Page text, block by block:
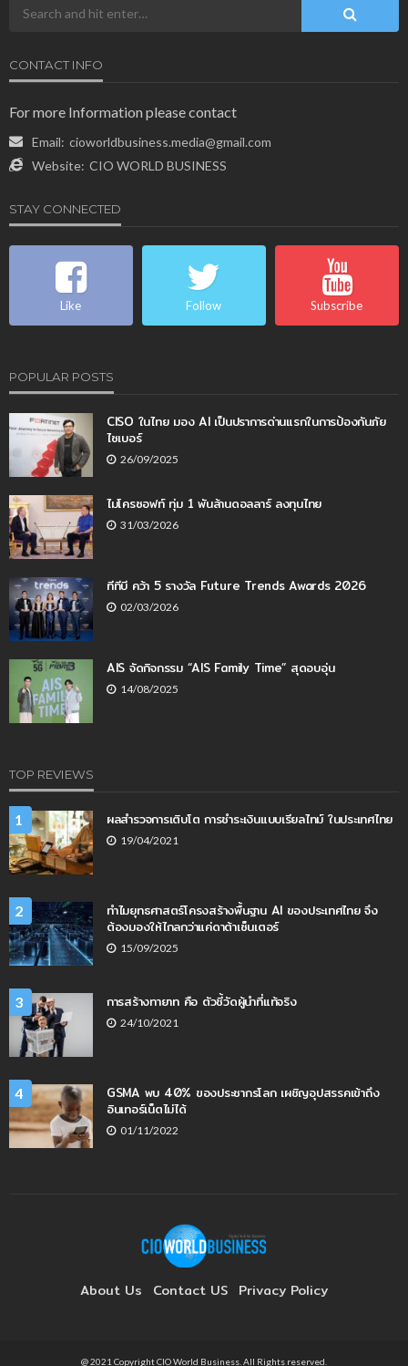
CONTACT INFO
For more Information please contact
Email: cioworldbusiness.media@gmail.com
Website: CIO WORLD BUSINESS
STAY CONNECTED
Like Follow Subscribe
POPULAR POSTS
CISO ในไทย มอง AI เป็นปราการด่านแรกในการป้องกันภัย
ไซเบอร์
26/09/2025
ไมโครซอฟท์ ทุ่ม 1 พันล้านดอลลาร์ ลงทุนไทย
31/03/2026
ทีทีบี คว้า 5 รางวัล Future Trends Awards 2026
02/03/2026
AIS จัดกิจกรรม “AIS Family Time” สุดอบอุ่น
14/08/2025
TOP REVIEWS
1 ผลสำรวจการเติบโต การชำระเงินแบบเรียลไทม์ ในประเทศไทย
19/04/2021
2
ทำไมยุทธศาสตร์โครงสร้างพื้นฐาน AI ของประเทศไทย จึง
ต้องมองให้ไกลกว่าแค่ดาต้าเซ็นเตอร์
15/09/2025
3 การสร้างทายาท คือ ตัวชี้วัดผู้นำที่แท้จริง
24/10/2021
4
GSMA พบ 40% ของประชากรโลก เผชิญอุปสรรคเข้าถึง
อินเทอร์เน็ตไม่ได้
01/11/2022
About Us Contact US Privacy Policy
@ 2021 Copyright CIO World Business. All Rights reserved.